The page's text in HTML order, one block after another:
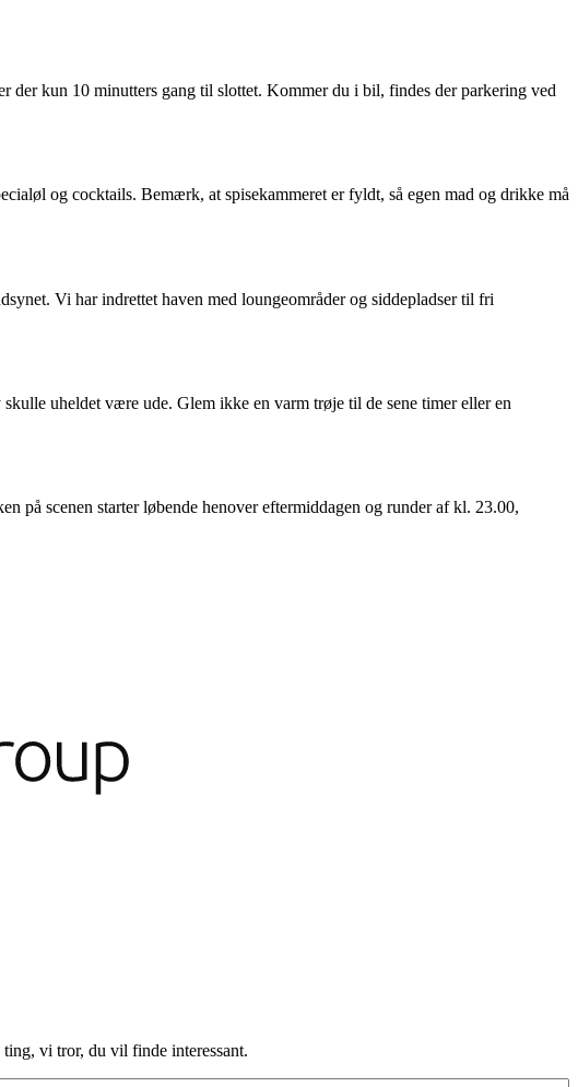
der kun 10 minutters gang til slottet. Kommer du i bil, findes der parkering ved
og cocktails. Bemærk, at spisekammeret er fyldt, så egen mad og drikke må
Vi har indrettet haven med loungeområder og siddepladser til fri
uheldet være ude. Glem ikke en varm trøje til de sene timer eller en
på scenen starter løbende henover eftermiddagen og runder af kl. 23.00,
vi tror, du vil finde interessant.